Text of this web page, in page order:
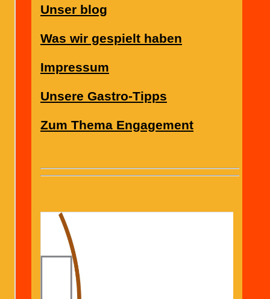
Unser blog
Was wir gespielt haben
Impressum
Unsere Gastro-Tipps
Zum Thema Engagement